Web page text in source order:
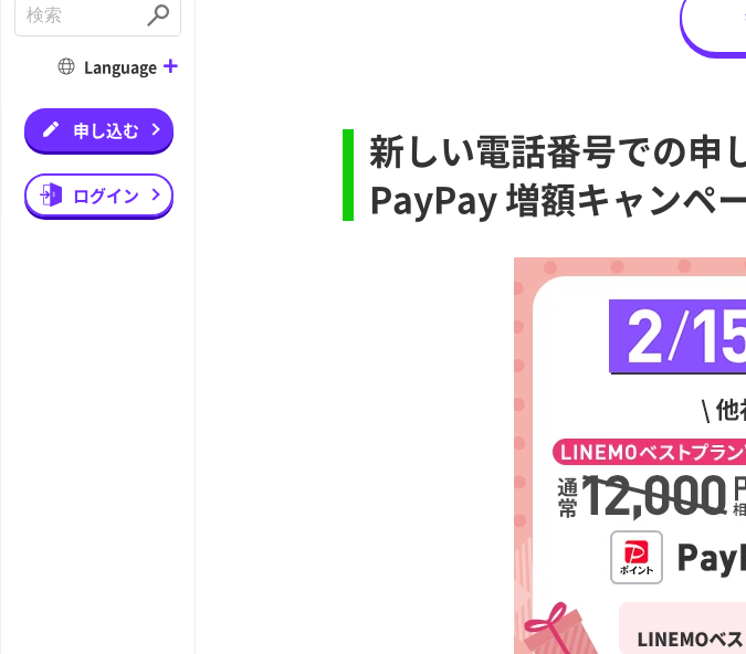
n
S
u
m
t
Language
申し込む
ログイン
新しい電話番号での申
PayPay 増額キャンペ